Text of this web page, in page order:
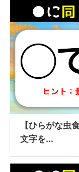
【ひらがな虫
文字を...